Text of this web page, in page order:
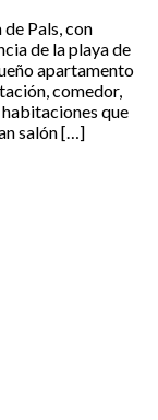
Pals, con
de la playa de
apartamento
comedor,
que
salón […]